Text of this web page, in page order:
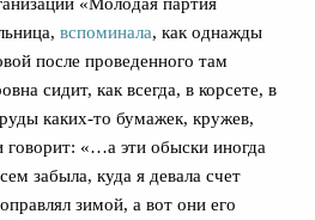
вспоминала, как однажды
после проведенного там
сидит, как всегда, в корсете, в
каких-то бумажек, кружев,
говорит: «…а эти обыски иногда
забыла, куда я девала счет
зимой, а вот они его